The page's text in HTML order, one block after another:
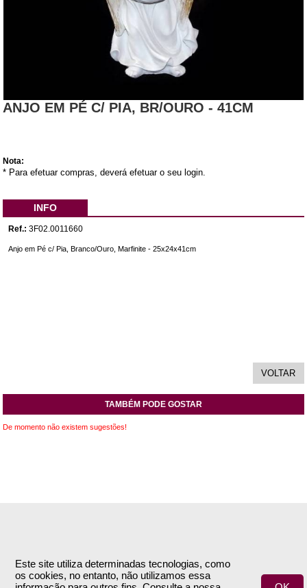
Este site utiliza determinadas tecnologias, como
os cookies, no entanto, não utilizamos essa
ANJO EM PÉ C/ PIA, BR/OURO - 41CM
Nota:
* Para efetuar compras, deverá efetuar o seu login.
INFO
Ref.: 3F02.0011660
Anjo em Pé c/ Pia, Branco/Ouro, Marfinite - 25x24x41cm
TAMBÉM PODE GOSTAR
De momento não existem sugestões!
Empresa
Termos e Condições
Encomendas & Pagamentos
Envio